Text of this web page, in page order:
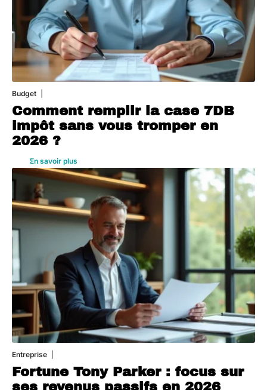
Budget
Comment remplir la case 7DB
impôt sans vous tromper en
2026 ?
En savoir plus
Entreprise
Fortune Tony Parker : focus sur
ses revenus passifs en 2026